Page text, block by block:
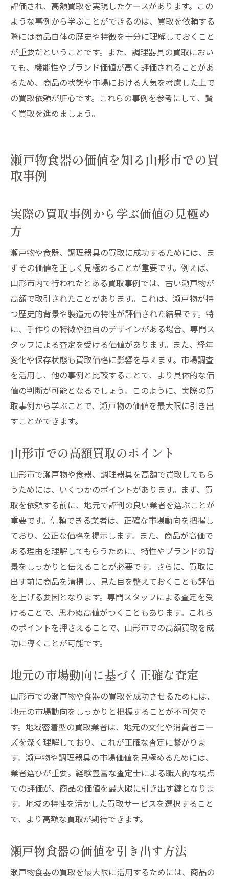
評価され、高額買取を実現したケースがあります。この
ような事例から学ぶことができるのは、買取を依頼する
際には商品自体の歴史や特徴を十分に理解しておくこと
が重要だということです。また、調理器具の買取におい
ても、機能性やブランド価値が高く評価されることがあ
るため、商品の状態や市場における人気を考慮した上で
の買取依頼が肝心です。これらの事例を参考にして、賢
く買取を進めましょう。
瀬戸物食器の価値を知る山形市での買
取事例
実際の買取事例から学ぶ価値の見極め
方
瀬戸物や食器、調理器具の買取に成功するためには、ま
ずその価値を正しく見極めることが重要です。例えば、
山形市内で行われたとある買取事例では、古い瀬戸物が
高額で取引されたことがあります。これは、瀬戸物が持
つ歴史的背景や製造元の特性が評価された結果です。特
に、手作りの特徴や独自のデザインがある場合、専門ス
タッフによる査定を受ける価値があります。また、経年
変化や保存状態も買取価格に影響を与えます。市場調査
を活用し、他の事例と比較することで、より具体的な価
値の判断が可能となるでしょう。このように、実際の買
取事例から学ぶことで、瀬戸物の価値を最大限に引き出
すことができます。
山形市での高額買取のポイント
山形市で瀬戸物や食器、調理器具を高額で買取してもら
うためには、いくつかのポイントがあります。まず、買
取を依頼する前に、地元で評判の良い業者を選ぶことが
重要です。信頼できる業者は、正確な市場動向を把握し
ており、公正な価格を提示します。また、商品が高価で
ある理由を理解してもらうために、特性やブランドの背
景をしっかりと伝えることが必要です。さらに、買取に
出す前に商品を清掃し、見た目を整えておくことも評価
を上げる要因となります。専門スタッフによる査定を受
けることで、思わぬ高値がつくこともあります。これら
のポイントを押さえることで、山形市での高額買取を成
功に導くことが可能です。
地元の市場動向に基づく正確な査定
山形市での瀬戸物や食器の買取を成功させるためには、
地元の市場動向をしっかりと把握することが不可欠で
す。地域密着型の買取業者は、地元の文化や消費者ニー
ズを深く理解しており、これが正確な査定に繋がりま
す。瀬戸物や調理器具の市場価値を見極めるためには、
業者選びが重要。経験豊富な査定士による職人的な視点
での評価が、商品の価値を最大限に引き出す鍵となりま
す。地域の特性を活かした買取サービスを選択すること
で、より高額な買取が期待できます。
瀬戸物食器の価値を引き出す方法
瀬戸物食器の買取を最大限に活用するためには、商品の